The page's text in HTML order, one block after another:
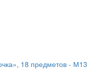
18 предметов - М13